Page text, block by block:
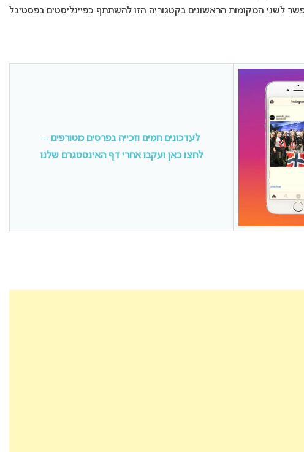
לשני המקומות הראשונים בקטגוריה הזו להשתתף כפיינליסטים בפסטיבל
לעדכונים חמים וזכייה בפרסים מטורפים –
לחצו כאן ועקבו אחרי דף האינסטגרם שלנו